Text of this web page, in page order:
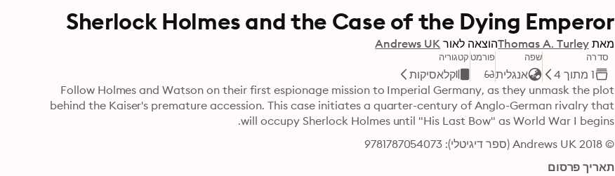
Sherlock Holmes and the Case of the Dying Emperor
מאת Thomas A. Turleyהוצאה לאור Andrews UK
סדרה
1 מתוך 4
שפה
אנגלית
פורמט קטגוריה
קלאסיקות
will occupy Sherlock Holmes until "His Last Bow" as World War I begins.
© 2018 Andrews UK (ספר דיגיטלי): 9781787054073
תאריך פרסום